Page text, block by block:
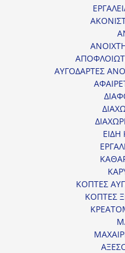
ΑΥΓΟΔΑΡΤΕΣ
ΚΟΠΤΕΣ
ΚΟΠΤΕΣ